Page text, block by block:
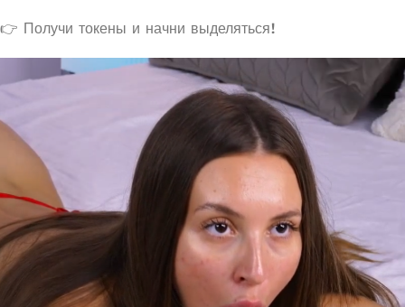
👉 Получи токены и начни выделяться!